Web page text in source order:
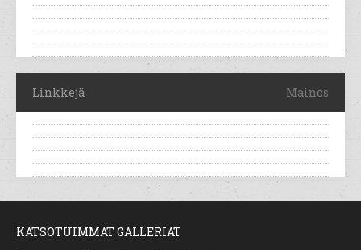
Linkkejä Mainos
KATSOTUIMMAT GALLERIAT